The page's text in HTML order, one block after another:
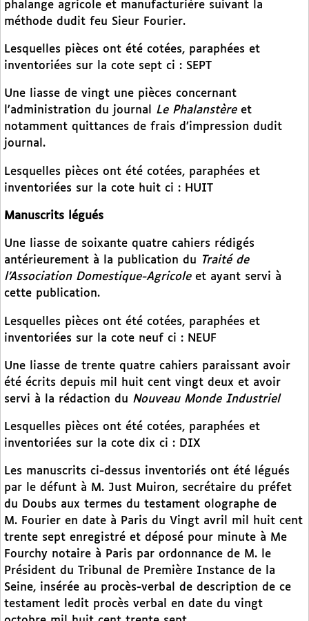
phalange agricole et manufacturière suivant la
méthode dudit feu Sieur Fourier.
Lesquelles pièces ont été cotées, paraphées et
inventoriées sur la cote sept ci : SEPT
Une liasse de vingt une pièces concernant
l’administration du journal Le Phalanstèreet
notamment quittances de frais d’impression dudit
journal.
Lesquelles pièces ont été cotées, paraphées et
inventoriées sur la cote huit ci : HUIT
Manuscrits légués
Une liasse de soixante quatre cahiers rédigés
antérieurement à la publication du Traité de
l’Association Domestique-Agricoleet ayant servi à
cette publication.
Lesquelles pièces ont été cotées, paraphées et
inventoriées sur la cote neuf ci : NEUF
Une liasse de trente quatre cahiers paraissant avoir
été écrits depuis mil huit cent vingt deux et avoir
servi à la rédaction du Nouveau Monde Industriel
Lesquelles pièces ont été cotées, paraphées et
inventoriées sur la cote dix ci : DIX
Les manuscrits ci-dessus inventoriés ont été légués
par le défunt à M. Just Muiron, secrétaire du préfet
du Doubs aux termes du testament olographe de
M. Fourier en date à Paris du Vingt avril mil huit cent
trente sept enregistré et déposé pour minute à Me
Fourchy notaire à Paris par ordonnance de M. le
Président du Tribunal de Première Instance de la
Seine, insérée au procès-verbal de description de ce
testament ledit procès verbal en date du vingt